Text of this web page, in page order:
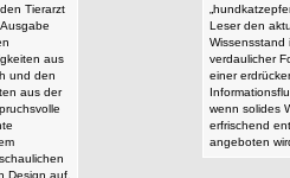
Tierarzt
aus
und den
aus der
Design auf.
Leser den
Wissensstand
verdaulicher
einer
wenn solides
erfrischend
angeboten